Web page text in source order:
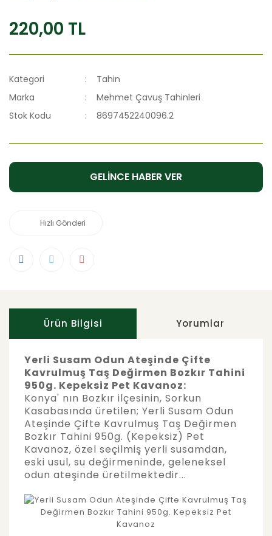
220,00 TL
Kategori
Tahin
Marka
Mehmet Çavuş Tahinleri
Stok Kodu
8697452240096.2
GELİNCE HABER VER
Hızlı Gönderi
Ürün Bilgisi Yorumlar
Yerli Susam Odun Ateşinde Çifte
Kavrulmuş Taş Değirmen Bozkır Tahini
950g. Kepeksiz Pet Kavanoz:
Konya' nın Bozkır ilçesinin, Sorkun
Kasabasında üretilen; Yerli Susam Odun
Ateşinde Çifte Kavrulmuş Taş Değirmen
Bozkır Tahini 950g. (Kepeksiz) Pet
Kavanoz, özel seçilmiş yerli susamdan,
eski usul, su değirmeninde, geleneksel
odun ateşinde üretilmektedir...